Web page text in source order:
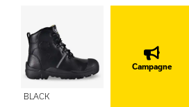
BLACK
Campagne